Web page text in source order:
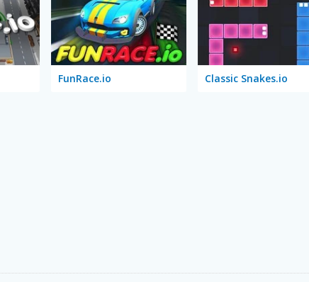
FunRace.io Classic Snakes.io